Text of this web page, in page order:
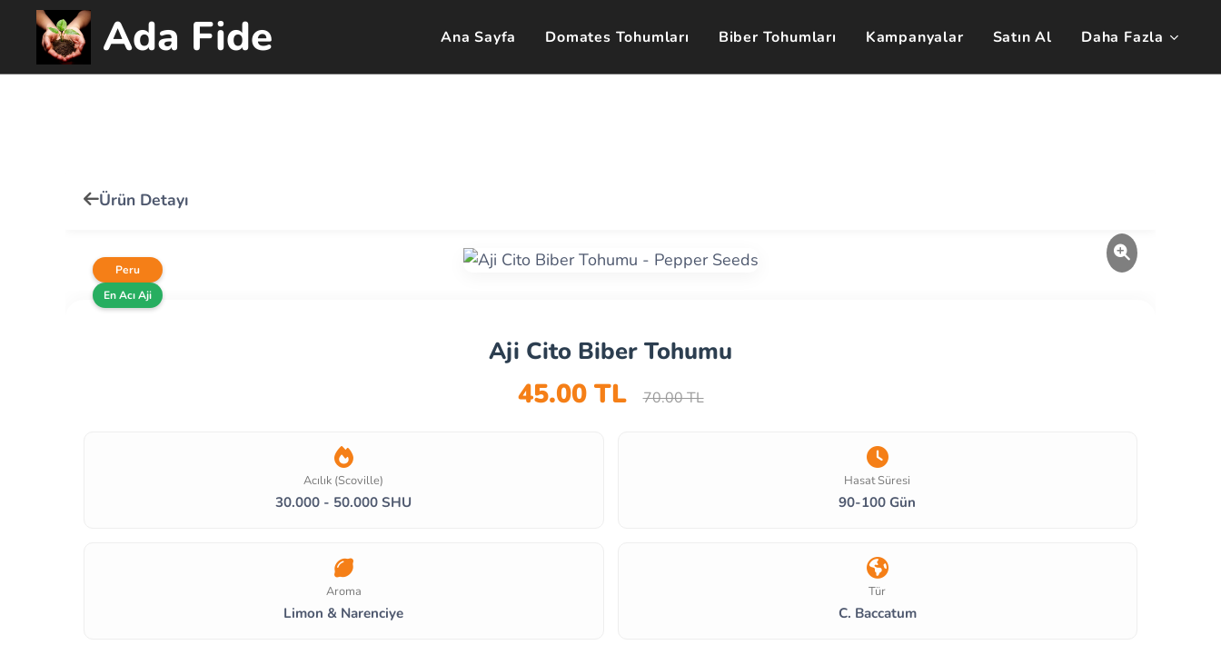
Ada Fide Ana Sayfa Domates Tohumları Biber Tohumları Kampanyalar Satın Al Daha Fazla
Ürün Detayı
Peru
En Acı Aji
Aji Cito Biber Tohumu
45.00 TL 70.00 TL
Acılık (Scoville)
30.000 - 50.000 SHU
Hasat Süresi
90-100 Gün
Aroma
Limon & Narenciye
Tür
C. Baccatum